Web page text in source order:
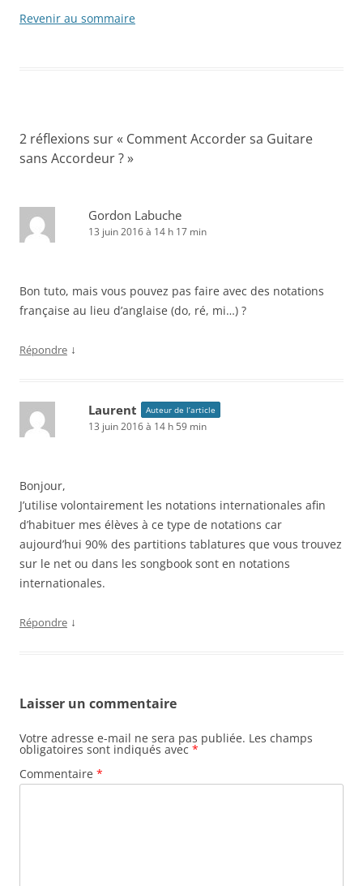
Revenir au sommaire
2 réflexions sur « Comment Accorder sa Guitare
sans Accordeur ?»
Gordon Labuche
13 juin 2016 à 14 h 17 min
Bon tuto, mais vous pouvez pas faire avec des notations
française au lieu d’anglaise (do, ré, mi…) ?
Répondre ↓
Laurent Auteur de l’article
13 juin 2016 à 14 h 59 min
Bonjour,
J’utilise volontairement les notations internationales afin
d’habituer mes élèves à ce type de notations car
aujourd’hui 90% des partitions tablatures que vous trouvez
sur le net ou dans les songbook sont en notations
internationales.
Répondre ↓
Laisser un commentaire
Votre adresse e-mail ne sera pas publiée. Les champs
obligatoires sont indiqués avec *
Commentaire *